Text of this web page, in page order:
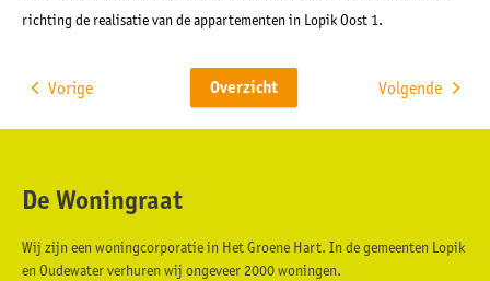
richting de realisatie van de appartementen in Lopik Oost 1.
Volgende
Overzicht
Vorige
Contactinformatie
De Woningraat
Wij zijn een woningcorporatie in Het Groene Hart. In de gemeenten Lopik
en Oudewater verhuren wij ongeveer 2000 woningen.